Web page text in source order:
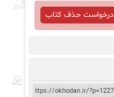
درخواست حذف کتاب